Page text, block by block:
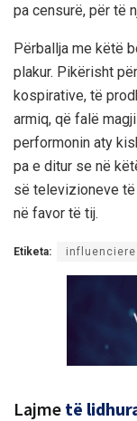
pa censurë, për të
Përballja me këtë
plakur. Pikërisht
kospirative, të
armiq, që falë
performonin aty
pa e ditur se në
së televizioneve të
në favor të tij.
Etiketa: influenciere
Lajme të